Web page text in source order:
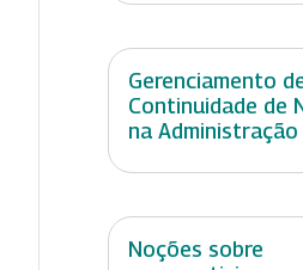
Gerenciamento
Continuidade de
na
Noções sobre